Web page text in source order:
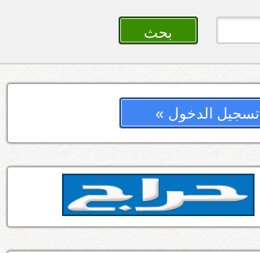
تسجيل الدخول »